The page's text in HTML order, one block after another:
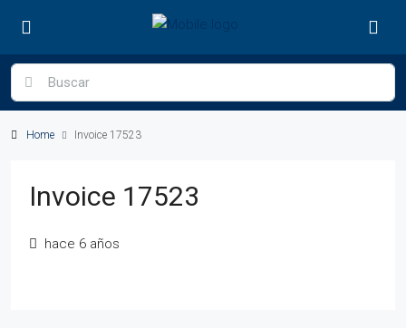
Home Invoice 17523
Invoice 17523
hace 6 años